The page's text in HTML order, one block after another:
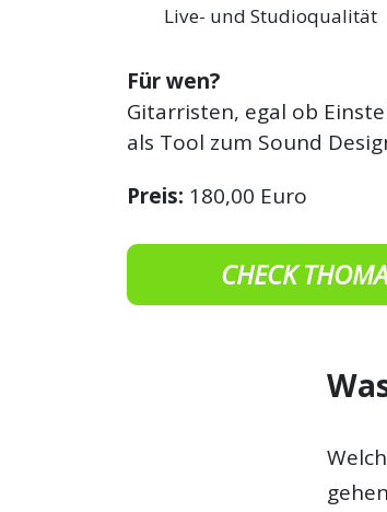
Live- und Studioqualität
Für wen?
Gitarristen, egal ob
als Tool zum Sound
Preis: 180,00 Euro
CHECK